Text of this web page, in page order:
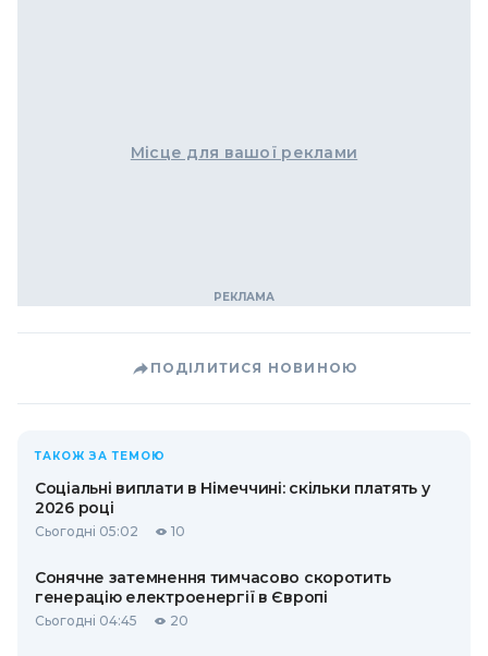
Місце для вашої реклами
ПОДІЛИТИСЯ НОВИНОЮ
ТАКОЖ ЗА ТЕМОЮ
Соціальні виплати в Німеччині: скільки платять у
2026 році
Сьогодні 05:02 10
Сонячне затемнення тимчасово скоротить
генерацію електроенергії в Європі
Сьогодні 04:45 20